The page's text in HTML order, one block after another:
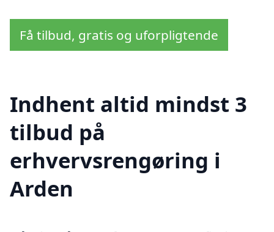
Få tilbud, gratis og uforpligtende
Indhent altid mindst 3
tilbud på
erhvervsrengøring i
Arden